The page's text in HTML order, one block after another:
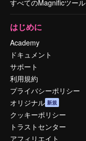
すべてのMagnificツール
はじめに
Academy
ドキュメント
サポート
利用規約
プライバシーポリシー
オリジナル 新規
クッキーポリシー
トラストセンター
アフィリエイト